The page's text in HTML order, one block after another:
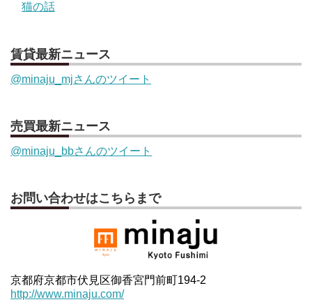
猫の話
賃貸最新ニュース
@minaju_mjさんのツイート
売買最新ニュース
@minaju_bbさんのツイート
お問い合わせはこちらまで
京都府京都市伏見区御香宮門前町194-2
http://www.minaju.com/